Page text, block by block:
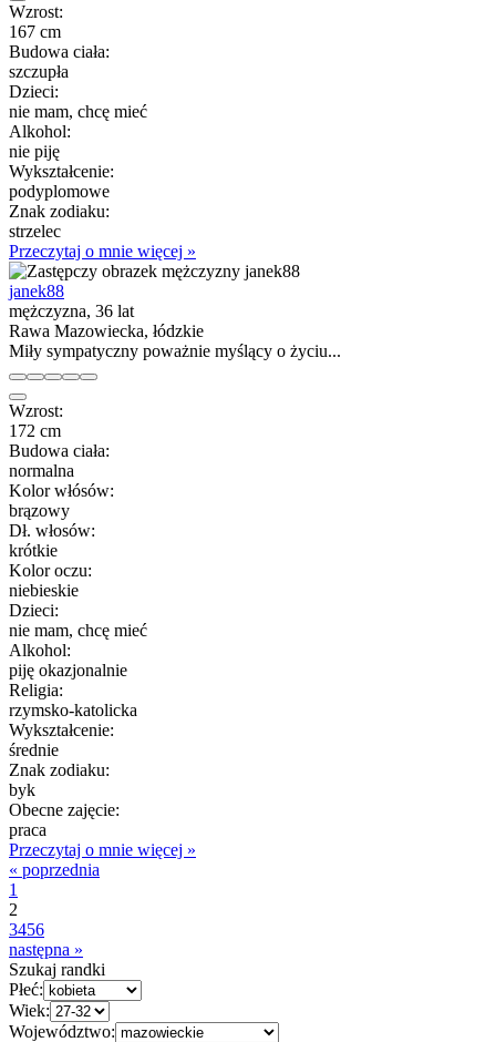
Wzrost:
167 cm
Budowa ciała:
szczupła
Dzieci:
nie mam, chcę mieć
Alkohol:
nie piję
Wykształcenie:
podyplomowe
Znak zodiaku:
strzelec
Przeczytaj o mnie więcej »
janek88
mężczyzna, 36 lat
Rawa Mazowiecka, łódzkie
Miły sympatyczny poważnie myślący o życiu...
Wzrost:
172 cm
Budowa ciała:
normalna
Kolor włósów:
brązowy
Dł. włosów:
krótkie
Kolor oczu:
niebieskie
Dzieci:
nie mam, chcę mieć
Alkohol:
piję okazjonalnie
Religia:
rzymsko-katolicka
Wykształcenie:
średnie
Znak zodiaku:
byk
Obecne zajęcie:
praca
Przeczytaj o mnie więcej »
« poprzednia
1
2
3456
następna »
Szukaj randki
Płeć:
Wiek:
Województwo: